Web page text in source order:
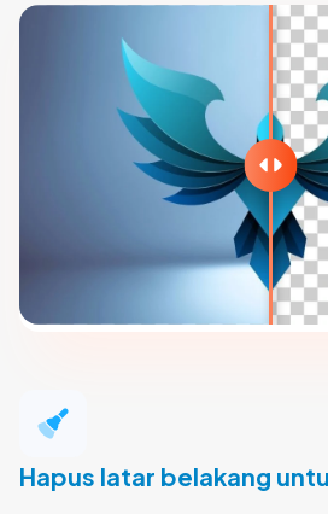
Hapus latar belakang